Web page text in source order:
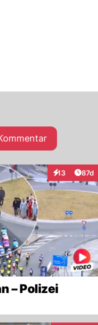
13
Interaktionen
87d
– Polizei